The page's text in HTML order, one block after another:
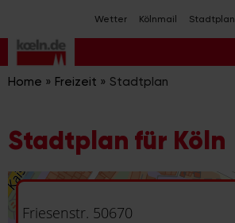
Inhalt
springen
Wetter Kölnmail Stadtplan
Home » Freizeit » Stadtplan
Stadtplan für Köln